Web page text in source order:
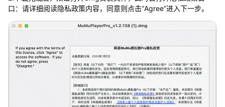
口：请详细阅读隐私政策内容，同意则点击“Agree”进入下一步。